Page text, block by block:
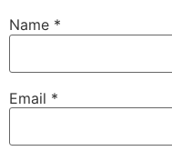
Name *
Email *